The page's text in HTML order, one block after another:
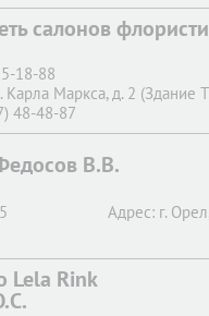
салонов
18-88
Карла Маркса, д. 2 (Здание
48-48-87
Салтыкова-Щедрина, д. 35
В.В.
Адрес: г. Орел,
Lela Rink